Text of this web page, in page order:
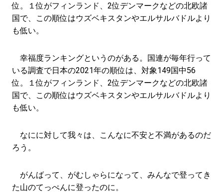
位。１位がフィンランド、2位デンマークなどの北欧諸
国で、この順位はウズベキスタンやエルサルバドルより
も低い。
幸福度ランキングというのがある。国連が毎年行って
いる調査で日本の2021年の順位は、対象149国中56
位。１位がフィンランド、2位デンマークなどの北欧諸
国で、この順位はウズベキスタンやエルサルバドルより
も低い。
なにに対して我々は、こんなに不安と不満があるのだ
ろう。
がんばって、がむしゃらになって、みんなで登ってき
た山のてっぺんに登ったのに。